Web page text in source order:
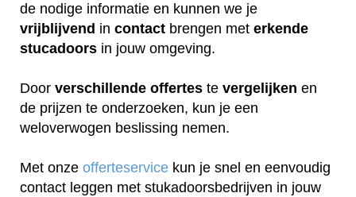
de nodige informatie en kunnen we je
vrijblijvend in contact brengen met erkende
stucadoors in jouw omgeving.
Door verschillende offertes te vergelijken en
de prijzen te onderzoeken, kun je een
weloverwogen beslissing nemen.
Met onze offerteservice kun je snel en eenvoudig
contact leggen met stukadoorsbedrijven in jouw